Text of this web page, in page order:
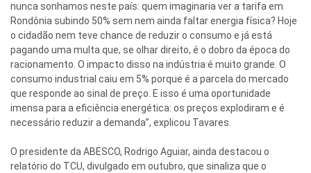
nunca sonhamos neste país: quem imaginaria ver a tarifa em
Rondônia subindo 50% sem nem ainda faltar energia física? Hoje
o cidadão nem teve chance de reduzir o consumo e já está
pagando uma multa que, se olhar direito, é o dobro da época do
racionamento. O impacto disso na indústria é muito grande. O
consumo industrial caiu em 5% porque é a parcela do mercado
que responde ao sinal de preço. E isso é uma oportunidade
imensa para a eficiência energética: os preços explodiram e é
necessário reduzir a demanda”, explicou Tavares.
O presidente da ABESCO, Rodrigo Aguiar, ainda destacou o
relatório do TCU, divulgado em outubro, que sinaliza que o